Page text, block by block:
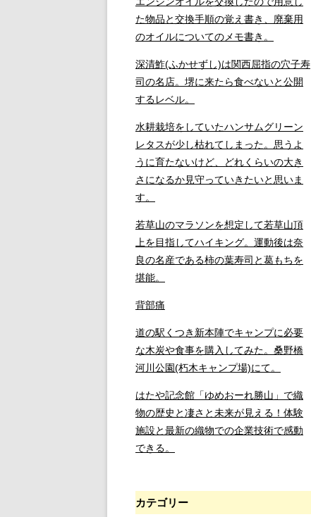
た物品と交換手順の覚え書き、廃棄用
のオイルについてのメモ書き。
深清鮓(ふかせずし)は関西屈指の穴子寿
司の名店。堺に来たら食べないと公開
するレベル。
水耕栽培をしていたハンサムグリーン
レタスが少し枯れてしまった。思うよ
うに育たないけど、どれくらいの大き
さになるか見守っていきたいと思いま
す。
若草山のマラソンを想定して若草山頂
上を目指してハイキング。運動後は奈
良の名産である柿の葉寿司と葛もちを
堪能。
背部痛
道の駅くつき新本陣でキャンプに必要
な木炭や食事を購入してみた。桑野橋
河川公園(朽木キャンプ場)にて。
はたや記念館「ゆめおーれ勝山」で織
物の歴史と凄さと未来が見える！体験
施設と最新の織物での企業技術で感動
できる。
カテゴリー